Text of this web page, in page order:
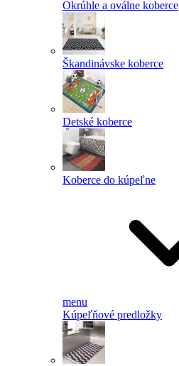
Okrúhle a oválne koberce
Škandinávske koberce
Detské koberce
Koberce do kúpeľne
menu
Kúpeľňové predložky